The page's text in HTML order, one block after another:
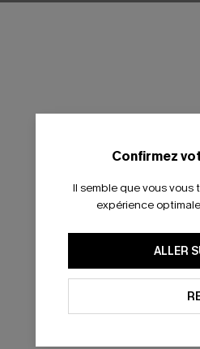
Confirmez
Il semble que vous vous
expérience
ALLER